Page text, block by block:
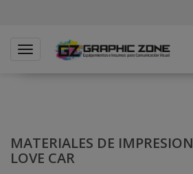
Toggle navigation
MATERIALES DE IMPRESION
LOVE CAR